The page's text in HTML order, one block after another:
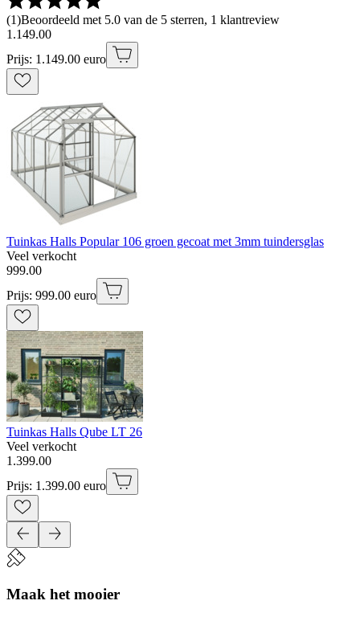
(1)Beoordeeld met 5.0 van de 5 sterren, 1 klantreview
1 .149.00
Prijs: 1.149.00 euro
Tuinkas Halls Popular 106 groen gecoat met 3mm tuindersglas
Veel verkocht
999.00
Prijs: 999.00 euro
Tuinkas Halls Qube LT 26
Veel verkocht
1 .399.00
Prijs: 1.399.00 euro
Maak het mooier